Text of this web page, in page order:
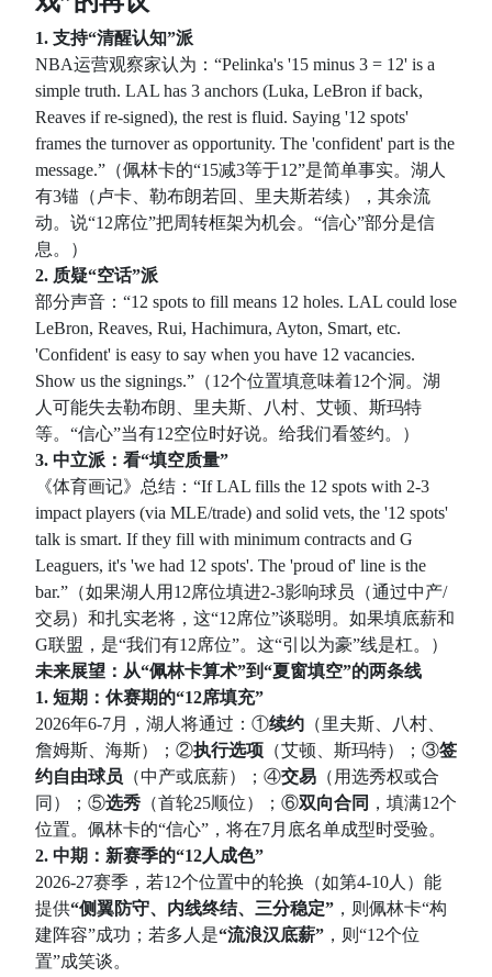
1. 支持“清醒认知”派
NBA运营观察家认为：“Pelinka's '15 minus 3 = 12' is a
simple truth. LAL has 3 anchors (Luka, LeBron if back,
Reaves if re-signed), the rest is fluid. Saying '12 spots'
frames the turnover as opportunity. The 'confident' part is the
message.”（佩林卡的“15减3等于12”是简单事实。湖人
有3锚（卢卡、勒布朗若回、里夫斯若续），其余流
动。说“12席位”把周转框架为机会。“信心”部分是信
息。）
2. 质疑“空话”派
部分声音：“12 spots to fill means 12 holes. LAL could lose
LeBron, Reaves, Rui, Hachimura, Ayton, Smart, etc.
'Confident' is easy to say when you have 12 vacancies.
Show us the signings.”（12个位置填意味着12个洞。湖
人可能失去勒布朗、里夫斯、八村、艾顿、斯玛特
等。“信心”当有12空位时好说。给我们看签约。）
3. 中立派：看“填空质量”
《体育画记》总结：“If LAL fills the 12 spots with 2-3
impact players (via MLE/trade) and solid vets, the '12 spots'
talk is smart. If they fill with minimum contracts and G
Leaguers, it's 'we had 12 spots'. The 'proud of' line is the
bar.”（如果湖人用12席位填进2-3影响球员（通过中产/
交易）和扎实老将，这“12席位”谈聪明。如果填底薪和
G联盟，是“我们有12席位”。这“引以为豪”线是杠。）
未来展望：从“佩林卡算术”到“夏窗填空”的两条线
1. 短期：休赛期的“12席填充”
2026年6-7月，湖人将通过：①续约 （里夫斯、八村、
詹姆斯、海斯）；②执行选项 （艾顿、斯玛特）；③签
约自由球员 （中产或底薪）；④交易 （用选秀权或合
同）；⑤选秀 （首轮25顺位）；⑥双向合同 ，填满12个
位置。佩林卡的“信心”，将在7月底名单成型时受验。
2. 中期：新赛季的“12人成色”
2026-27赛季，若12个位置中的轮换（如第4-10人）能
提供“侧翼防守、内线终结、三分稳定” ，则佩林卡“构
建阵容”成功；若多人是“流浪汉底薪” ，则“12个位
置”成笑谈。